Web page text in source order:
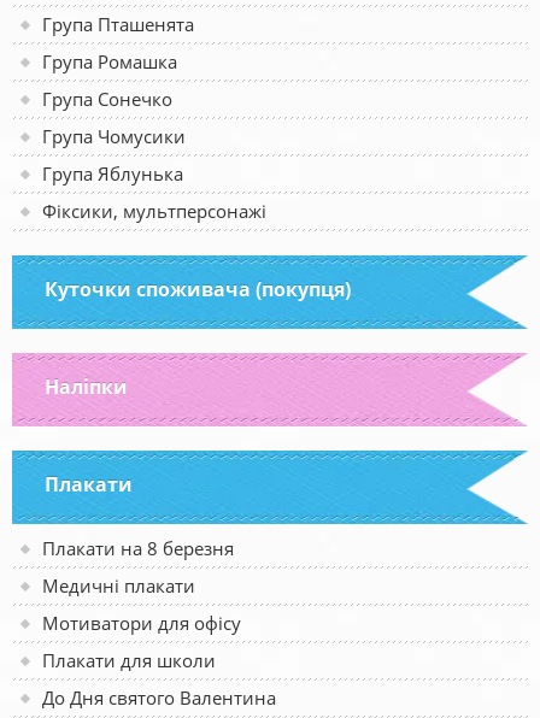
Група Пташенята
Група Ромашка
Група Сонечко
Група Чомусики
Група Яблунька
Фіксики, мультперсонажі
Куточки споживача (покупця)
Наліпки
Плакати
Плакати на 8 березня
Медичні плакати
Мотиватори для офісу
Плакати для школи
До Дня святого Валентина